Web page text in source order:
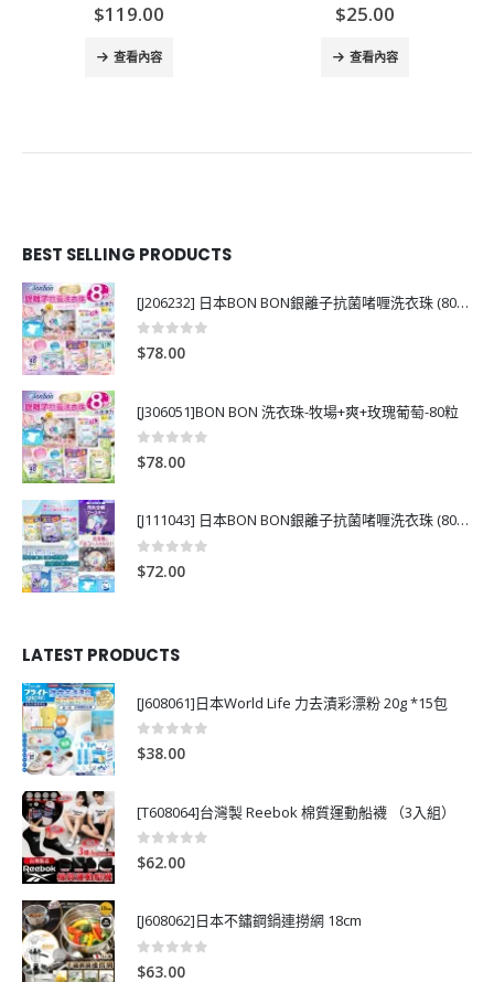
$119.00
查看內容
$25.00
查看內容
BEST SELLING PRODUCTS
[J206232] 日本BON BON銀離子抗菌啫喱洗衣珠 (80粒)
0out of 5
$78.00
[J306051]BON BON 洗衣珠-牧場+爽+玫瑰葡萄-80粒
0out of 5
$78.00
[J111043] 日本BON BON銀離子抗菌啫喱洗衣珠 (80粒)
0out of 5
$72.00
LATEST PRODUCTS
[J608061]日本World Life 力去漬彩漂粉 20g *15包
0out of 5
$38.00
[T608064]台灣製 Reebok 棉質運動船襪 （3入組）
0 out of 5
$62.00
[J608062]日本不鏽鋼鍋連撈網 18cm
0 out of 5
$63.00